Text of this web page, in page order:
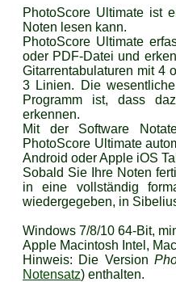
PhotoScore Ultimate ist
Noten lesen kann.
PhotoScore Ultimate
oder PDF-Datei und
Gitarrentabulaturen mit 4
3 Linien. Die
Programm ist, dass
erkennen.
Mit der Software
PhotoScore Ultimate
Android oder Apple iOS
Sobald Sie Ihre Noten
in eine vollständig
wiedergegeben, in
Windows 7/8/10 64-Bit,
Apple Macintosh Intel,
Hinweis: Die Version
Notensatz) enthalten.